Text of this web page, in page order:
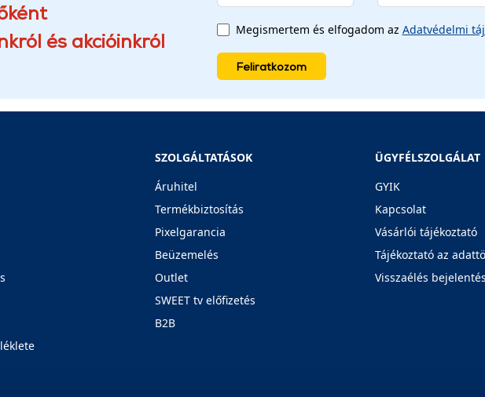
és akcióinkról
Megismertem és elfogadom az Adatvédelmi
Feliratkozom
SZOLGÁLTATÁSOK
Áruhitel
Termékbiztosítás
Pixelgarancia
Beüzemelés
Outlet
SWEET tv előfizetés
B2B
ÜGYFÉLSZOLGÁLAT
GYIK
Kapcsolat
Vásárlói tájékoztató
Tájékoztató az
Visszaélés bejelentés